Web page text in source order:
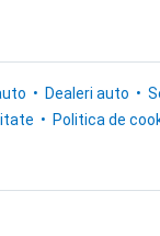
Dealeri auto
Politica de